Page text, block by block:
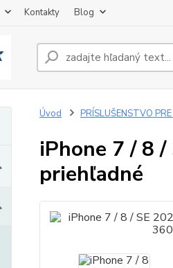
Kontakty Blog
Úvod PRÍSLUŠENSTVO
iPhone 7 / 8
priehľadné